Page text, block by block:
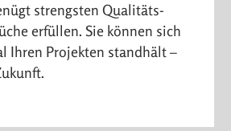
strengsten Qualitäts­
erfüllen. Sie können sich
Ihren Projekten standhält –